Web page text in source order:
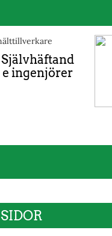
Självhäftand
e ingenjörer
SIDOR